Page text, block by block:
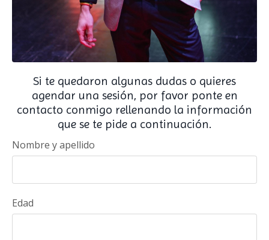
Si te quedaron algunas dudas o quieres
agendar una sesión, por favor ponte en
contacto conmigo rellenando la información
que se te pide a continuación.
Nombre y apellido
Edad